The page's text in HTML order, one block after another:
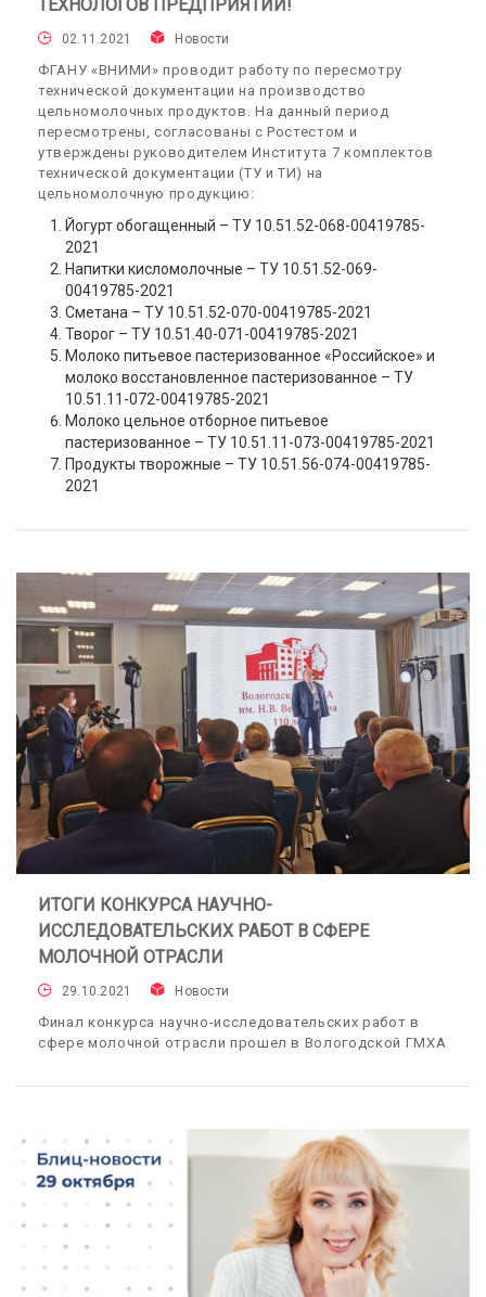
ТЕХНОЛОГОВ ПРЕДПРИЯТИЙ!
02.11.2021 Новости
ФГАНУ «ВНИМИ» проводит работу по пересмотру
технической документации на производство
цельномолочных продуктов. На данный период
пересмотрены, согласованы с Ростестом и
утверждены руководителем Института 7 комплектов
технической документации (ТУ и ТИ) на
цельномолочную продукцию:
Йогурт обогащенный – ТУ 10.51.52-068-00419785-
2021
Напитки кисломолочные – ТУ 10.51.52-069-
00419785-2021
Сметана – ТУ 10.51.52-070-00419785-2021
Творог – ТУ 10.51.40-071-00419785-2021
Молоко питьевое пастеризованное «Российское» и
молоко восстановленное пастеризованное – ТУ
10.51.11-072-00419785-2021
Молоко цельное отборное питьевое
пастеризованное – ТУ 10.51.11-073-00419785-2021
Продукты творожные – ТУ 10.51.56-074-00419785-
2021
ИТОГИ КОНКУРСА НАУЧНО-
ИССЛЕДОВАТЕЛЬСКИХ РАБОТ В СФЕРЕ
МОЛОЧНОЙ ОТРАСЛИ
29.10.2021 Новости
Финал конкурса научно-исследовательских работ в
сфере молочной отрасли прошел в Вологодской ГМХА